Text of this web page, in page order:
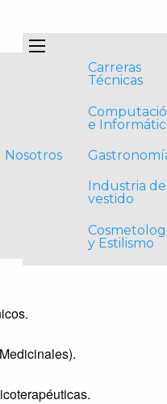
Nosotros
Carreras
Técnicas
e
Industria del
vestido
y Estilismo
y